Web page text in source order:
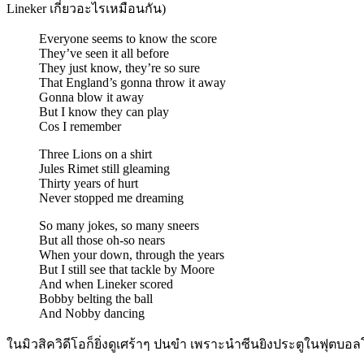
Lineker เกี่ยวอะไรเหมือนกัน)
Everyone seems to know the score
They’ve seen it all before
They just know, they’re so sure
That England’s gonna throw it away
Gonna blow it away
But I know they can play
Cos I remember
Three Lions on a shirt
Jules Rimet still gleaming
Thirty years of hurt
Never stopped me dreaming
So many jokes, so many sneers
But all those oh-so nears
When your down, through the years
But I still see that tackle by Moore
And when Lineker scored
Bobby belting the ball
And Nobby dancing
ในมิวสิควิดีโอก็ยิ่งดูเศร้าๆ ปนขำ เพราะนำซีนยิงประตูในฟุตบอ